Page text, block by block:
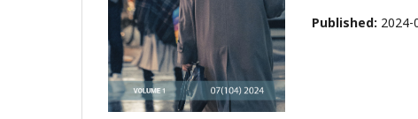
Published: 2024-